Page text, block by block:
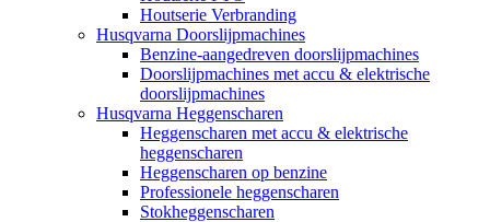
Houtserie Verbranding
Husqvarna Doorslijpmachines
Benzine-aangedreven doorslijpmachines
Doorslijpmachines met accu & elektrische
doorslijpmachines
Husqvarna Heggenscharen
Heggenscharen met accu & elektrische
heggenscharen
Heggenscharen op benzine
Professionele heggenscharen
Stokheggenscharen